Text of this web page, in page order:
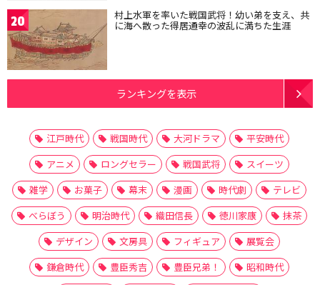
20 村上水軍を率いた戦国武将！幼い弟を支え、共
に海へ散った得居通幸の波乱に満ちた生涯
ランキングを表示
江戸時代 戦国時代 大河ドラマ
平安時代
アニメ
ロングセラー 戦国武将
スイーツ
雑学
お菓子 幕末 漫画 時代劇
テレビ
べらぼう
明治時代 織田信長 徳川家康
抹茶
デザイン
文房具 フィギュア
展覧会
鎌倉時代
豊臣秀吉 豊臣兄弟！
昭和時代